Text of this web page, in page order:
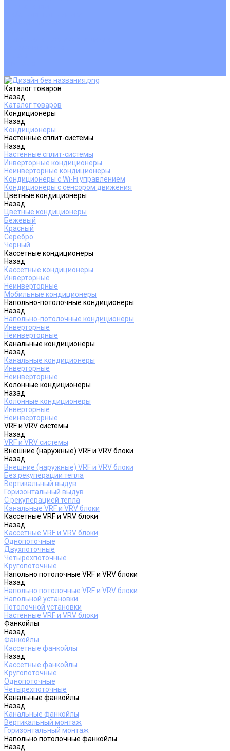
Каталог товаров
Назад
Каталог товаров
Кондиционеры
Назад
Кондиционеры
Настенные сплит-системы
Назад
Настенные сплит-системы
Инверторные кондиционеры
Неинверторные кондиционеры
Кондиционеры с Wi-Fi управлением
Кондиционеры с сенсором движения
Цветные кондиционеры
Назад
Цветные кондиционеры
Бежевый
Красный
Серебро
Черный
Кассетные кондиционеры
Назад
Кассетные кондиционеры
Инверторные
Неинверторные
Мобильные кондиционеры
Напольно-потолочные кондиционеры
Назад
Напольно-потолочные кондиционеры
Инверторные
Неинверторные
Канальные кондиционеры
Назад
Канальные кондиционеры
Инверторные
Неинверторные
Колонные кондиционеры
Назад
Колонные кондиционеры
Инверторные
Неинверторные
VRF и VRV системы
Назад
VRF и VRV системы
Внешние (наружные) VRF и VRV блоки
Назад
Внешние (наружные) VRF и VRV блоки
Без рекуперации тепла
Вертикальный выдув
Горизонтальный выдув
С рекуперацией тепла
Канальные VRF и VRV блоки
Кассетные VRF и VRV блоки
Назад
Кассетные VRF и VRV блоки
Однопоточные
Двухпоточные
Четырехпоточные
Кругопоточные
Напольно потолочные VRF и VRV блоки
Назад
Напольно потолочные VRF и VRV блоки
Напольной установки
Потолочной установки
Настенные VRF и VRV блоки
Фанкойлы
Назад
Фанкойлы
Кассетные фанкойлы
Назад
Кассетные фанкойлы
Кругопоточные
Однопоточные
Четырехпоточные
Канальные фанкойлы
Назад
Канальные фанкойлы
Вертикальный монтаж
Горизонтальный монтаж
Напольно потолочные фанкойлы
Назад